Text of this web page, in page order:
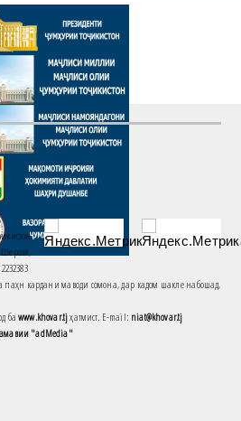
паҳн кардани маводи сомона, дар кадом шакле набошад,
баwww.khovar.tjҳатмист. E-mail: niat@khovar.tj
"adMedia"